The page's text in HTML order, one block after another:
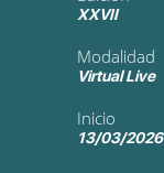
XXVII
Modalidad
Virtual Live
Inicio
13/03/2026